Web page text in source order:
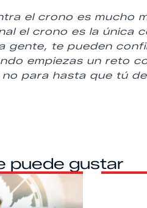
el crono es mucho
el crono es la única
gente, te pueden
empiezas un reto
para hasta que tú
puede gustar